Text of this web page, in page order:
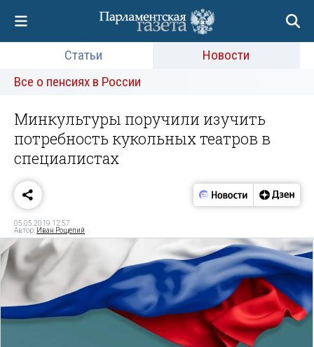
Статьи
Новости
Все о пенсиях в России
Минкультуры поручили изучить
потребность кукольных театров в
специалистах
05.05.2019 12:57
Автор: Иван Рощепий